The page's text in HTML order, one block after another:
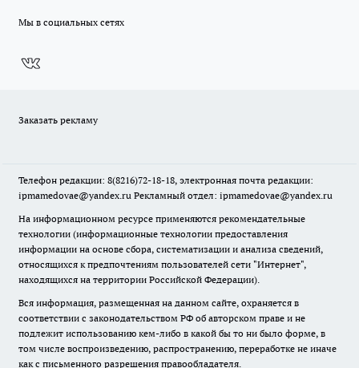
Мы в социальных сетях
Заказать рекламу
Телефон редакции: 8(8216)72-18-18, электронная почта редакции:
ipmamedovae@yandex.ru Рекламный отдел: ipmamedovae@yandex.ru
На информационном ресурсе применяются рекомендательные
технологии (информационные технологии предоставления
информации на основе сбора, систематизации и анализа сведений,
относящихся к предпочтениям пользователей сети "Интернет",
находящихся на территории Российской Федерации).
Вся информация, размещенная на данном сайте, охраняется в
соответствии с законодательством РФ об авторском праве и не
подлежит использованию кем-либо в какой бы то ни было форме, в
том числе воспроизведению, распространению, переработке не иначе
как с письменного разрешения правообладателя.